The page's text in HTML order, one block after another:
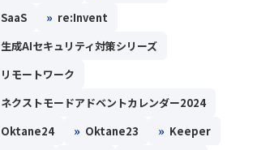
SaaS » re:Invent
生成AIセキュリティ対策シリーズ
リモートワーク
ネクストモードアドベントカレンダー2024
Oktane24 » Oktane23 » Keeper